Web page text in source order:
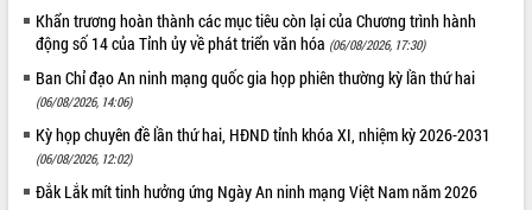
Bí thư Tỉnh ủy Lương Nguyễn Minh
Triết thăm, tặng quà người có công với
cách mạng
Rà soát, hoàn thiện hệ thống thiết chế
văn hóa, thể thao đáp ứng yêu cầu
phát triển mới
Thường trực HĐND tỉnh Đắk Lắk gặp
mặt Đoàn chuyên gia y tế TP. Hồ Chí
LIÊN KẾT WEB
Khẩn trương hoàn thành các mục tiêu còn lại của Chương trình hành
động số 14 của Tỉnh ủy về phát triển văn hóa (06/08/2026, 17:30)
Ban Chỉ đạo An ninh mạng quốc gia họp phiên thường kỳ lần thứ hai
(06/08/2026, 14:06)
Kỳ họp chuyên đề lần thứ hai, HĐND tỉnh khóa XI, nhiệm kỳ 2026-2031
(06/08/2026, 12:02)
Đắk Lắk mít tinh hưởng ứng Ngày An ninh mạng Việt Nam năm 2026